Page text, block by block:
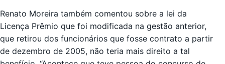
Renato Moreira também comentou sobre a lei da
Licença Prêmio que foi modificada na gestão anterior,
que retirou dos funcionários que fosse contrato a partir
de dezembro de 2005, não teria mais direito a tal